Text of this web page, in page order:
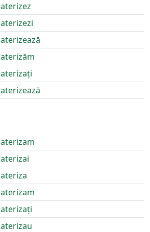
aterizez
aterizezi
aterizează
aterizăm
aterizați
aterizează
aterizam
aterizai
ateriza
aterizam
aterizați
aterizau